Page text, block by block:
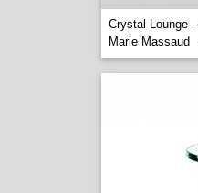
Crystal Lounge -
Marie Massaud